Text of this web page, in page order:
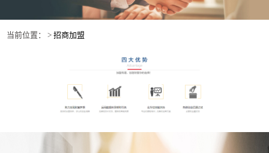
当前位置： >招商加盟